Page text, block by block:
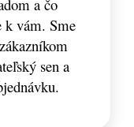
a čo
k vám. Sme
sen a